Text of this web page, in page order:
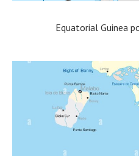
Equatorial Guinea